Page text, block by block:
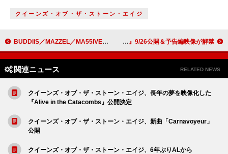
クイーンズ・オブ・ザ・ストーン・エイジ
BUDDiiS／MAZZEL／MA55IVE THE RAMPAGE／LIL LEAGUEが、ダンスと歌で果たした熱き競演【OSAKA MUSIC LOVER -PASSION-】 初の公認ドキュメンタリー『レッド・ツェッペリン：ビカミング』9/26公開＆予告編映像が解禁
関連ニュース RELATED NEWS
クイーンズ・オブ・ザ・ストーン・エイジ、長年の夢を映像化した
『Alive in the Catacombs』公開決定
クイーンズ・オブ・ザ・ストーン・エイジ、新曲「Carnavoyeur」
公開
クイーンズ・オブ・ザ・ストーン・エイジ、6年ぶりALから